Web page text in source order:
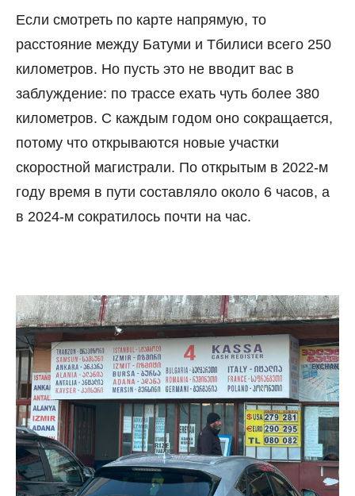
Если смотреть по карте напрямую, то
расстояние между Батуми и Тбилиси всего 250
километров. Но пусть это не вводит вас в
заблуждение: по трассе ехать чуть более 380
километров. С каждым годом оно сокращается,
потому что открываются новые участки
скоростной магистрали. По открытым в 2022-м
году время в пути составляло около 6 часов, а
в 2024-м сократилось почти на час.